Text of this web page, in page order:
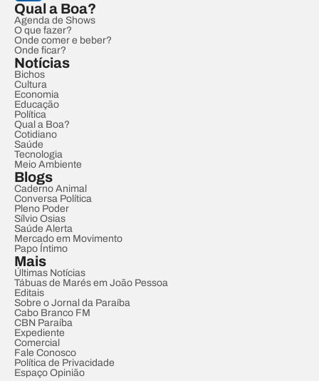
Qual a Boa?
Agenda de Shows
O que fazer?
Onde comer e beber?
Onde ficar?
Notícias
Bichos
Cultura
Economia
Educação
Política
Qual a Boa?
Cotidiano
Saúde
Tecnologia
Meio Ambiente
Blogs
Caderno Animal
Conversa Política
Pleno Poder
Sílvio Osias
Saúde Alerta
Mercado em Movimento
Papo Íntimo
Mais
Últimas Notícias
Tábuas de Marés em João Pessoa
Editais
Sobre o Jornal da Paraíba
Cabo Branco FM
CBN Paraíba
Expediente
Comercial
Fale Conosco
Política de Privacidade
Espaço Opinião